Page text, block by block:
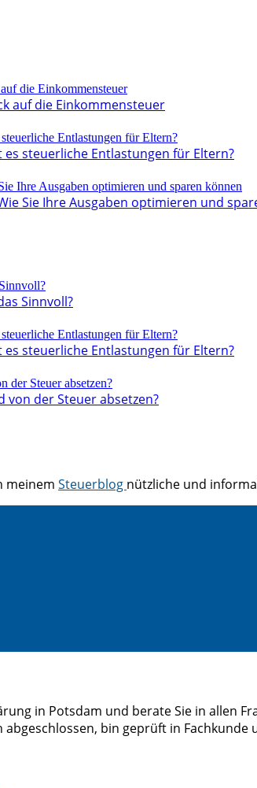
auf die Einkommensteuer
steuerliche Entlastungen für Eltern?
Sie Ihre Ausgaben optimieren und
Sinnvoll?
steuerliche Entlastungen für Eltern?
von der Steuer absetzen?
meinem Steuerblog nützliche und
in Potsdam und berate Sie in allen
bin geprüft in